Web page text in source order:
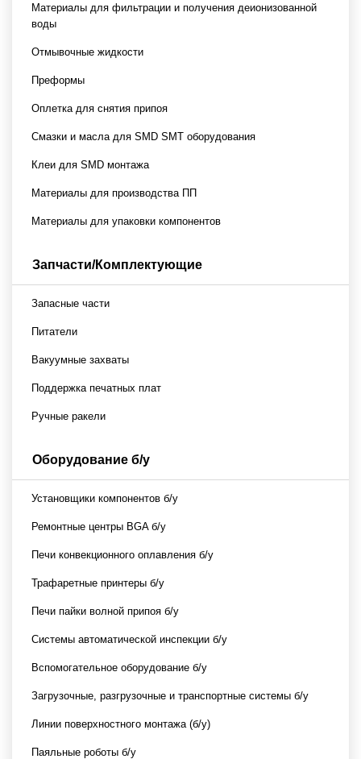
Материалы для фильтрации и получения деионизованной
воды
Отмывочные жидкости
Преформы
Оплетка для снятия припоя
Смазки и масла для SMD SMT оборудования
Клеи для SMD монтажа
Материалы для производства ПП
Материалы для упаковки компонентов
Запчасти/Комплектующие
Запасные части
Питатели
Вакуумные захваты
Поддержка печатных плат
Ручные ракели
Оборудование б/у
Установщики компонентов б/у
Ремонтные центры BGA б/у
Печи конвекционного оплавления б/у
Трафаретные принтеры б/у
Печи пайки волной припоя б/у
Системы автоматической инспекции б/у
Вспомогательное оборудование б/у
Загрузочные, разгрузочные и транспортные системы б/у
Линии поверхностного монтажа (б/у)
Паяльные роботы б/у